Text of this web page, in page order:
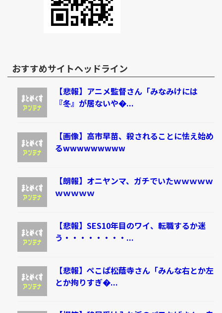
おすすめサイトヘッドライン
【悲報】アニメ監督さん「みなみけには
『冬』が居ないや�...
【画像】高市早苗、殺されることに怯え始め
るwwwwwwwww
【朗報】オニヤンマ、ガチでいたｗｗｗｗｗ
ｗｗｗｗｗ
【悲報】SES10年目のワイ、転職するか迷
う・・・・・・・・...
【悲報】ぺこぱ松蔭寺さん「みんな右とか左
とか拘りすぎ�...